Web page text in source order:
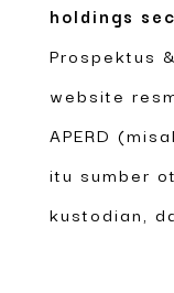
holdings
Prospektus
website
APERD
itu sumber
kustodian,